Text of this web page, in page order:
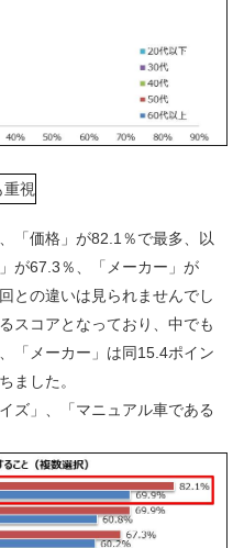
視
「価格」が82.1％で最多、以
が67.3％、「メーカー」が
との違いは見られませんでし
スコアとなっており、中でも
「メーカー」は同15.4ポイン
ました。
ズ」、「マニュアル車である